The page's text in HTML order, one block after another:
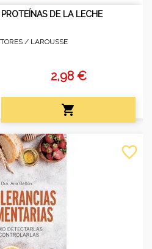
DE LA LECHE
/ LAROUSSE
2,98 €

favorite_border